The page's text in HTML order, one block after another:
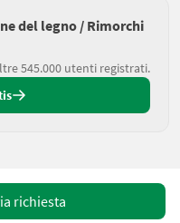
del legno / Rimorchi
545.000 utenti registrati.
richiesta